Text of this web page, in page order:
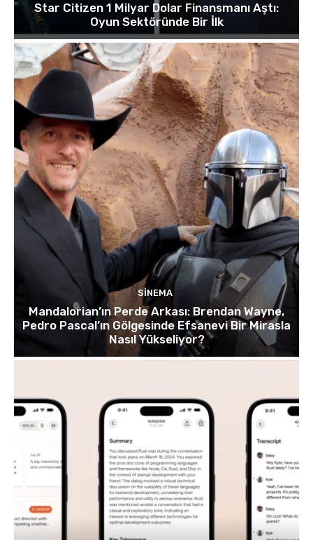
Star Citizen 1 Milyar Dolar Finansmanı Aştı:
Oyun Sektöründe Bir İlk
SINEMA
Mandalorian’ın Perde Arkası: Brendan Wayne,
Pedro Pascal’ın Gölgesinde Efsanevi Bir Mirasla
Nasıl Yükseliyor?